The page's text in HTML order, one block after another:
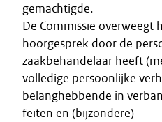
gemachtigde.
De Commissie overweegt
hoorgesprek door de
zaakbehandelaar heeft
volledige persoonlijke
belanghebbende in
feiten en (bijzondere)